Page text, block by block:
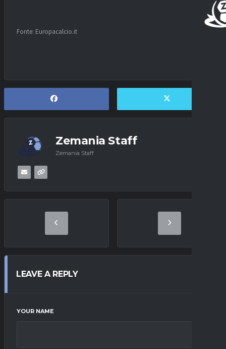
Fonte: Europacalcio.it
Zemania Staff
Zemania Staff
LEAVE A REPLY
YOUR NAME